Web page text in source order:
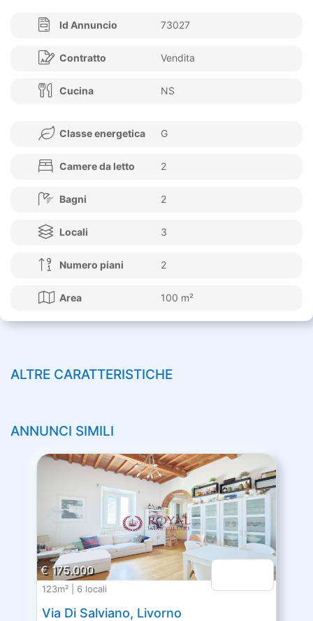
Id Annuncio 73027
Contratto Vendita
Cucina NS
Classe energetica G
Camere da letto 2
Bagni 2
Locali 3
Numero piani 2
Area 100 m²
ALTRE CARATTERISTICHE
ANNUNCI SIMILI
€ 175.000
123m² | 6 locali
Via Di Salviano, Livorno